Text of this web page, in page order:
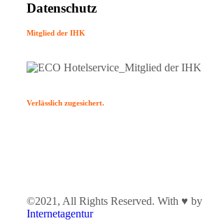
Datenschutz
Mitglied der IHK
Verlässlich zugesichert.
©2021, All Rights Reserved. With ♥ by
Internetagentur